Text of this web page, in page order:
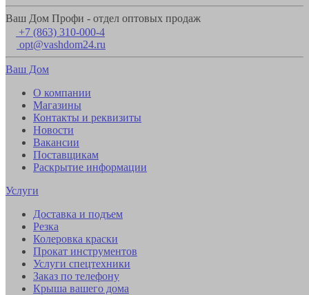
Ваш Дом Профи - отдел оптовых продаж
+7 (863) 310-000-4
opt@vashdom24.ru
Ваш Дом
О компании
Магазины
Контакты и реквизиты
Новости
Вакансии
Поставщикам
Раскрытие информации
Услуги
Доставка и подъем
Резка
Колеровка краски
Прокат инструментов
Услуги спецтехники
Заказ по телефону
Крыша вашего дома